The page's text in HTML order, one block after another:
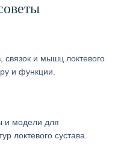
связок и мышц локтевого
и функции.
и модели для
локтевого сустава.